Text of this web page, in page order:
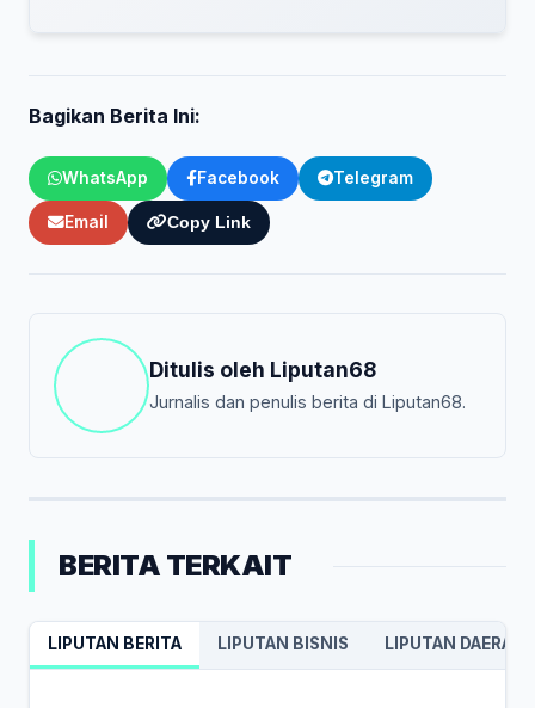
Bagikan Berita Ini:
WhatsApp Facebook Telegram
Email Copy Link
Ditulis oleh Liputan68
Jurnalis dan penulis berita di Liputan68.
BERITA TERKAIT
LIPUTAN BERITA LIPUTAN BISNIS LIPUTAN DAERAH